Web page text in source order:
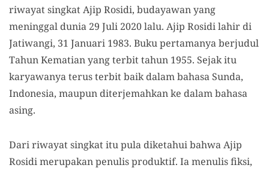
riwayat singkat Ajip Rosidi, budayawan yang
meninggal dunia 29 Juli 2020 lalu. Ajip Rosidi lahir di
Jatiwangi, 31 Januari 1983. Buku pertamanya berjudul
Tahun Kematian yang terbit tahun 1955. Sejak itu
karyawanya terus terbit baik dalam bahasa Sunda,
Indonesia, maupun diterjemahkan ke dalam bahasa
asing.
Dari riwayat singkat itu pula diketahui bahwa Ajip
Rosidi merupakan penulis produktif. Ia menulis fiksi,